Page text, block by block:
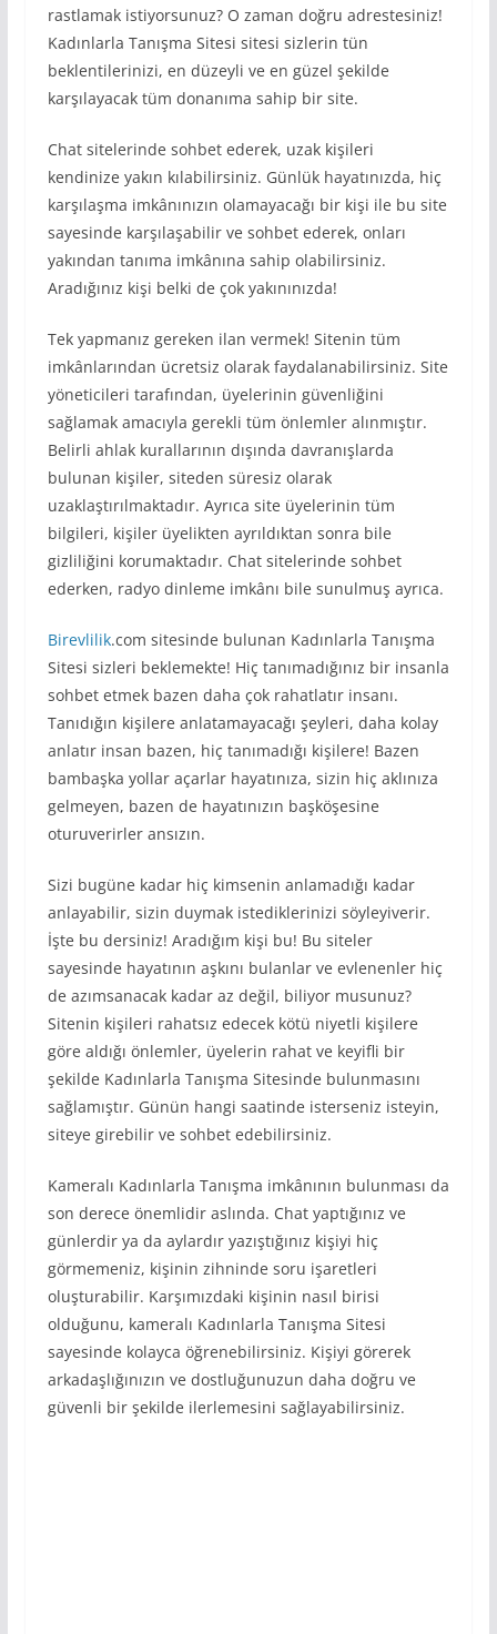
rastlamak istiyorsunuz? O zaman doğru adrestesiniz!
Kadınlarla Tanışma Sitesi sitesi sizlerin tün
beklentilerinizi, en düzeyli ve en güzel şekilde
karşılayacak tüm donanıma sahip bir site.
Chat sitelerinde sohbet ederek, uzak kişileri
kendinize yakın kılabilirsiniz. Günlük hayatınızda, hiç
karşılaşma imkânınızın olamayacağı bir kişi ile bu site
sayesinde karşılaşabilir ve sohbet ederek, onları
yakından tanıma imkânına sahip olabilirsiniz.
Aradığınız kişi belki de çok yakınınızda!
Tek yapmanız gereken ilan vermek! Sitenin tüm
imkânlarından ücretsiz olarak faydalanabilirsiniz. Site
yöneticileri tarafından, üyelerinin güvenliğini
sağlamak amacıyla gerekli tüm önlemler alınmıştır.
Belirli ahlak kurallarının dışında davranışlarda
bulunan kişiler, siteden süresiz olarak
uzaklaştırılmaktadır. Ayrıca site üyelerinin tüm
bilgileri, kişiler üyelikten ayrıldıktan sonra bile
gizliliğini korumaktadır. Chat sitelerinde sohbet
ederken, radyo dinleme imkânı bile sunulmuş ayrıca.
Birevlilik.com sitesinde bulunan Kadınlarla Tanışma
Sitesi sizleri beklemekte! Hiç tanımadığınız bir insanla
sohbet etmek bazen daha çok rahatlatır insanı.
Tanıdığın kişilere anlatamayacağı şeyleri, daha kolay
anlatır insan bazen, hiç tanımadığı kişilere! Bazen
bambaşka yollar açarlar hayatınıza, sizin hiç aklınıza
gelmeyen, bazen de hayatınızın başköşesine
oturuverirler ansızın.
Sizi bugüne kadar hiç kimsenin anlamadığı kadar
anlayabilir, sizin duymak istediklerinizi söyleyiverir.
İşte bu dersiniz! Aradığım kişi bu! Bu siteler
sayesinde hayatının aşkını bulanlar ve evlenenler hiç
de azımsanacak kadar az değil, biliyor musunuz?
Sitenin kişileri rahatsız edecek kötü niyetli kişilere
göre aldığı önlemler, üyelerin rahat ve keyifli bir
şekilde Kadınlarla Tanışma Sitesinde bulunmasını
sağlamıştır. Günün hangi saatinde isterseniz isteyin,
siteye girebilir ve sohbet edebilirsiniz.
Kameralı Kadınlarla Tanışma imkânının bulunması da
son derece önemlidir aslında. Chat yaptığınız ve
günlerdir ya da aylardır yazıştığınız kişiyi hiç
görmemeniz, kişinin zihninde soru işaretleri
oluşturabilir. Karşımızdaki kişinin nasıl birisi
olduğunu, kameralı Kadınlarla Tanışma Sitesi
sayesinde kolayca öğrenebilirsiniz. Kişiyi görerek
arkadaşlığınızın ve dostluğunuzun daha doğru ve
güvenli bir şekilde ilerlemesini sağlayabilirsiniz.